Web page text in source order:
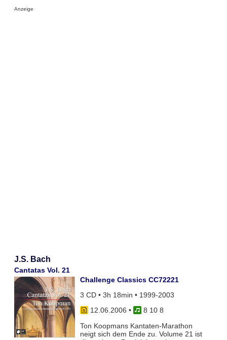
Anzeige
J.S. Bach
Cantatas Vol. 21
Challenge Classics CC72221
3 CD • 3h 18min • 1999-2003
12.06.2006 •
8 10 8
Ton Koopmans Kantaten-Marathon
neigt sich dem Ende zu. Volume 21 ist